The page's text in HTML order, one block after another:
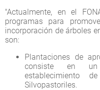
"Actualmente, en el
programas para
incorporación de árboles
son:
Plantaciones de
consiste en
establecimiento
Silvopastoriles.